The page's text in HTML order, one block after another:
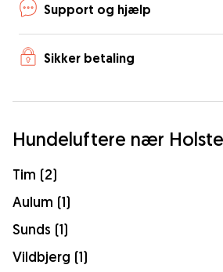
Support og hjælp
Sikker betaling
Hundeluftere nær
Tim (2)
Aulum (1)
Sunds (1)
Vildbjerg (1)